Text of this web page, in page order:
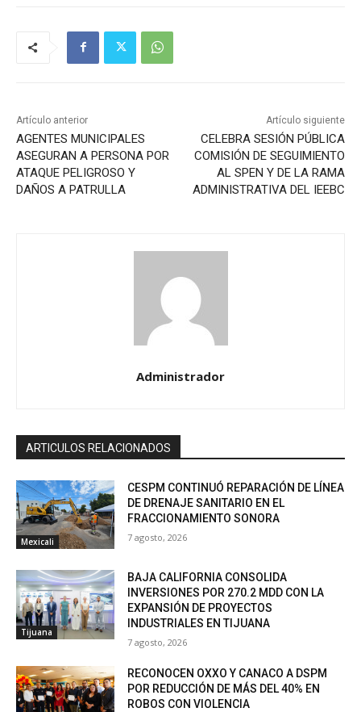
Artículo anterior
AGENTES MUNICIPALES
ASEGURAN A PERSONA POR
ATAQUE PELIGROSO Y
DAÑOS A PATRULLA
Artículo siguiente
CELEBRA SESIÓN PÚBLICA
COMISIÓN DE SEGUIMIENTO
AL SPEN Y DE LA RAMA
ADMINISTRATIVA DEL IEEBC
Administrador
ARTICULOS RELACIONADOS
Mexicali
CESPM CONTINUÓ REPARACIÓN DE LÍNEA
DE DRENAJE SANITARIO EN EL
FRACCIONAMIENTO SONORA
7 agosto, 2026
Tijuana
BAJA CALIFORNIA CONSOLIDA
INVERSIONES POR 270.2 MDD CON LA
EXPANSIÓN DE PROYECTOS
INDUSTRIALES EN TIJUANA
7 agosto, 2026
RECONOCEN OXXO Y CANACO A DSPM
POR REDUCCIÓN DE MÁS DEL 40% EN
ROBOS CON VIOLENCIA